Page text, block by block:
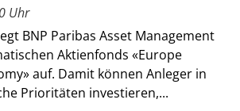
Uhr
BNP Paribas Asset Management
Aktienfonds «Europe
auf. Damit können Anleger in
Prioritäten investieren,...